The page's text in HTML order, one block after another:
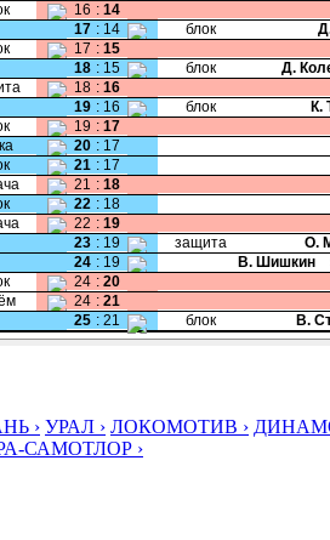
16 : 14
17 : 14 блок
17 : 15
18 : 15 блок Д.
18 : 16
19 : 16 блок К.
19 : 17
20 : 17
21 : 17
21 : 18
22 : 18
22 : 19
23 : 19 защита О.
24 : 19 В. Шишкин
24 : 20
24 : 21
25 : 21 блок В.
› УРАЛ › ЛОКОМОТИВ ›
САМОТЛОР ›